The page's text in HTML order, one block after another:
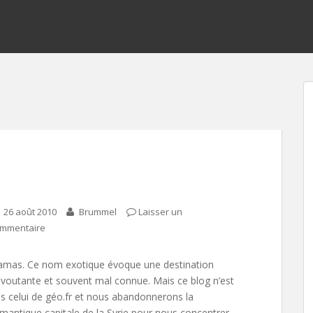
26 août 2010 Brummel
Laisser un
Ce nom exotique évoque une destination
et souvent mal connue. Mais ce blog n’est
celui de géo.fr et nous abandonnerons la